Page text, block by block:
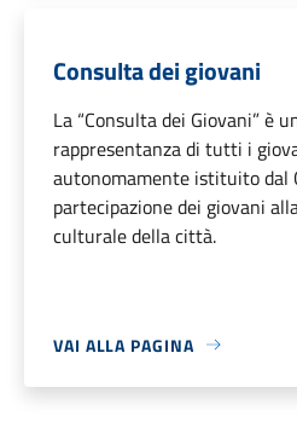
Consulta dei giovani
La “Consulta dei Giovani” è
rappresentanza di tutti i
autonomamente istituito dal
partecipazione dei giovani
culturale della città.
VAI ALLA PAGINA